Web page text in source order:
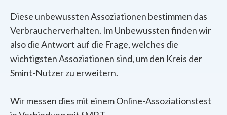
Diese unbewussten Assoziationen bestimmen das
Verbraucherverhalten. Im Unbewussten finden wir
also die Antwort auf die Frage, welches die
wichtigsten Assoziationen sind, um den Kreis der
Smint-Nutzer zu erweitern.
Wir messen dies mit einem Online-Assoziationstest